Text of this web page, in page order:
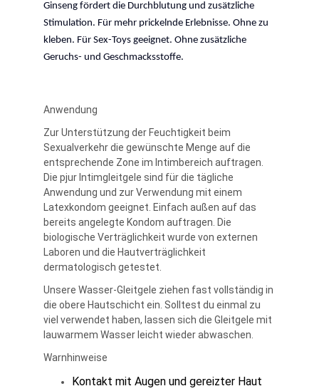
Ginseng fördert die Durchblutung und zusätzliche
Stimulation. Für mehr prickelnde Erlebnisse. Ohne zu
kleben. Für Sex-Toys geeignet. Ohne zusätzliche
Geruchs- und Geschmacksstoffe.
Anwendung
Zur Unterstützung der Feuchtigkeit beim
Sexualverkehr die gewünschte Menge auf die
entsprechende Zone im Intimbereich auftragen.
Die pjur Intimgleitgele sind für die tägliche
Anwendung und zur Verwendung mit einem
Latexkondom geeignet. Einfach außen auf das
bereits angelegte Kondom auftragen. Die
biologische Verträglichkeit wurde von externen
Laboren und die Hautverträglichkeit
dermatologisch getestet.
Unsere Wasser-Gleitgele ziehen fast vollständig in
die obere Hautschicht ein. Solltest du einmal zu
viel verwendet haben, lassen sich die Gleitgele mit
lauwarmem Wasser leicht wieder abwaschen.
Warnhinweise
Kontakt mit Augen und gereizter Haut